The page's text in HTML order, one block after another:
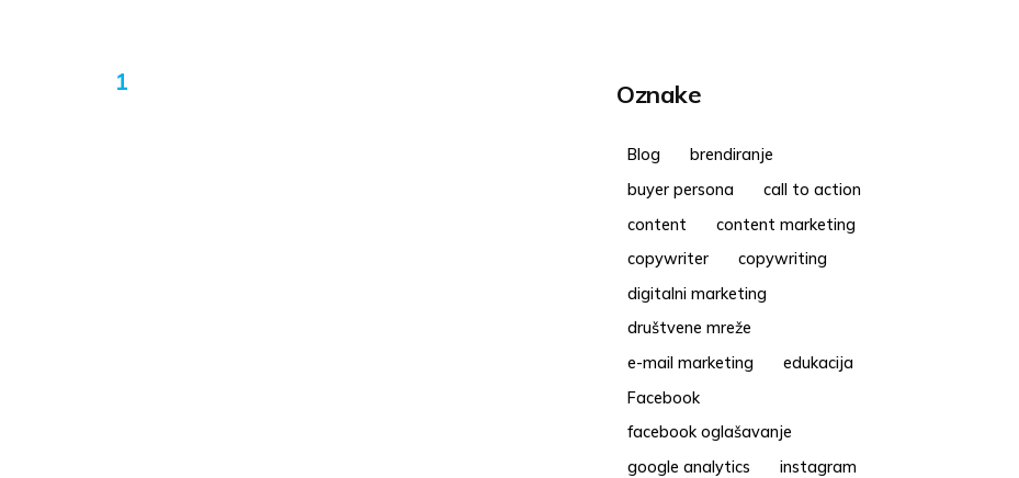
1 Oznake
Blog
brendiranje
buyer persona
call to action
content
content marketing
copywriter
copywriting
digitalni marketing
društvene mreže
e-mail marketing
edukacija
Facebook
facebook oglašavanje
google analytics
instagram